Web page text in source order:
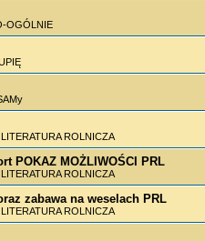
OGÓLNIE
LITERATURA ROLNICZA
POKAZ MOŻLIWOŚCI PRL
LITERATURA ROLNICZA
zabawa na weselach PRL
LITERATURA ROLNICZA